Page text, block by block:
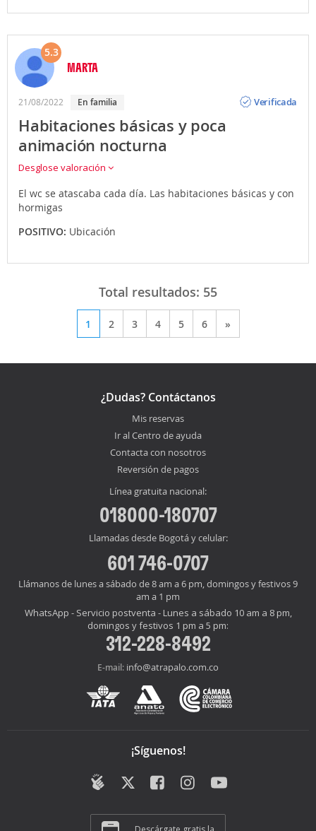
5.3
MARTA
21/08/2022 En familia
Verificada
Habitaciones básicas y poca
animación nocturna
Desglose valoración
El wc se atascaba cada día. Las habitaciones básicas y con
hormigas
POSITIVO: Ubicación
Total resultados: 55
1 2 3 4 5 6 »
¿Dudas? Contáctanos
Mis reservas
Ir al Centro de ayuda
Contacta con nosotros
Reversión de pagos
Línea gratuita nacional:
018000-180707
Llamadas desde Bogotá y celular:
601 746-0707
Llámanos de lunes a sábado de 8 am a 6 pm, domingos y festivos 9
am a 1 pm
WhatsApp - Servicio postventa - Lunes a sábado 10 am a 8 pm,
domingos y festivos 1 pm a 5 pm:
312-228-8492
E-mail: info@atrapalo.com.co
¡Síguenos!